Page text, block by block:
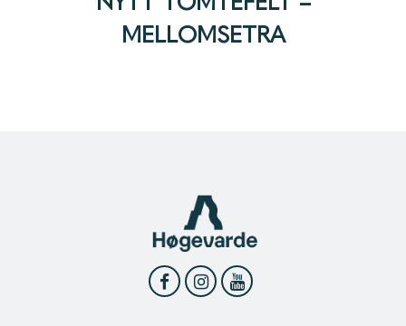
MELLOMSETRA